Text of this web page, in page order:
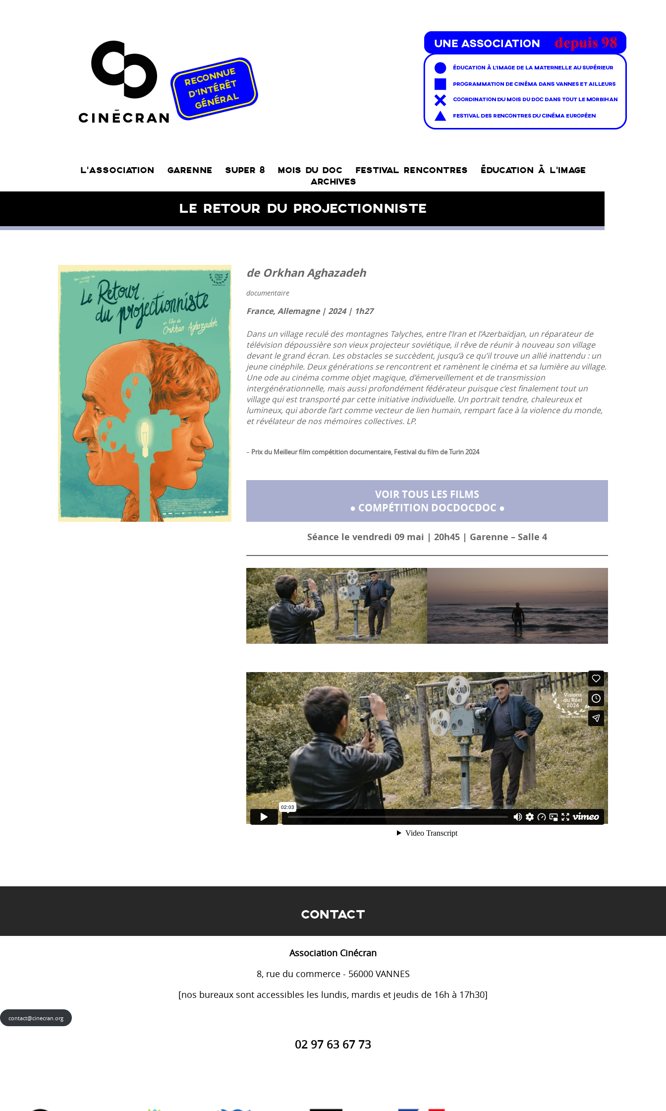
L’ASSOCIATION GARENNE SUPER 8 MOIS DU DOC FESTIVAL RENCONTRES
ÉDUCATION À L’IMAGE
ARCHIVES
LE RETOUR DU PROJECTIONNISTE
de Orkhan Aghazadeh
documentaire
France, Allemagne | 2024 | 1h27
Dans un village reculé des montagnes Talyches, entre l’Iran et l’Azerbaïdjan, un réparateur de
télévision dépoussière son vieux projecteur soviétique, il rêve de réunir à nouveau son village
devant le grand écran. Les obstacles se succèdent, jusqu’à ce qu’il trouve un allié inattendu : un
jeune cinéphile. Deux générations se rencontrent et ramènent le cinéma et sa lumière au village.
Une ode au cinéma comme objet magique, d’émerveillement et de transmission
intergénérationnelle, mais aussi profondément fédérateur puisque c’est finalement tout un
village qui est transporté par cette initiative individuelle. Un portrait tendre, chaleureux et
lumineux, qui aborde l’art comme vecteur de lien humain, rempart face à la violence du monde,
et révélateur de nos mémoires collectives. LP.
– Prix du Meilleur film compétition documentaire, Festival du film de Turin 2024
VOIR TOUS LES FILMS
● COMPÉTITION DOCDOCDOC ●
Séance le vendredi 09 mai | 20h45 | Garenne – Salle 4
CONTACT
Association Cinécran
8, rue du commerce - 56000 VANNES
[nos bureaux sont accessibles les lundis, mardis et jeudis de 16h à 17h30]
contact@cinecran.org
02 97 63 67 73